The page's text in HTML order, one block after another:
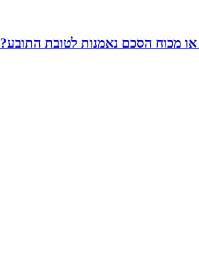
מכוח הסכם נאמנות לטובת התובע?